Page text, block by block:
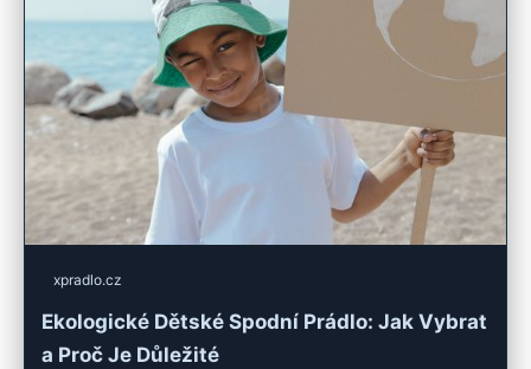
xpradlo.cz
Ekologické Dětské Spodní Prádlo: Jak Vybrat
a Proč Je Důležité